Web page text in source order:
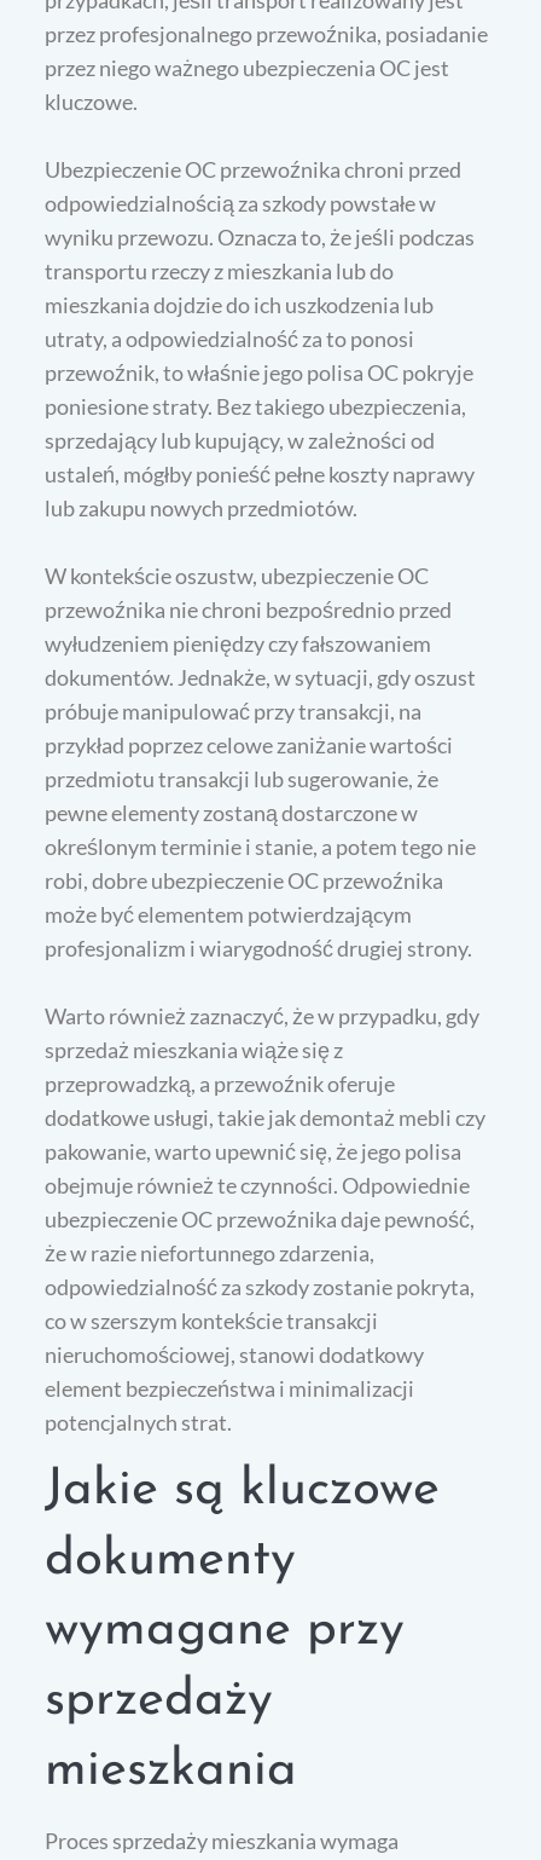
przez profesjonalnego przewoźnika, posiadanie
przez niego ważnego ubezpieczenia OC jest
kluczowe.
Ubezpieczenie OC przewoźnika chroni przed
odpowiedzialnością za szkody powstałe w
wyniku przewozu. Oznacza to, że jeśli podczas
transportu rzeczy z mieszkania lub do
mieszkania dojdzie do ich uszkodzenia lub
utraty, a odpowiedzialność za to ponosi
przewoźnik, to właśnie jego polisa OC pokryje
poniesione straty. Bez takiego ubezpieczenia,
sprzedający lub kupujący, w zależności od
ustaleń, mógłby ponieść pełne koszty naprawy
lub zakupu nowych przedmiotów.
W kontekście oszustw, ubezpieczenie OC
przewoźnika nie chroni bezpośrednio przed
wyłudzeniem pieniędzy czy fałszowaniem
dokumentów. Jednakże, w sytuacji, gdy oszust
próbuje manipulować przy transakcji, na
przykład poprzez celowe zaniżanie wartości
przedmiotu transakcji lub sugerowanie, że
pewne elementy zostaną dostarczone w
określonym terminie i stanie, a potem tego nie
robi, dobre ubezpieczenie OC przewoźnika
może być elementem potwierdzającym
profesjonalizm i wiarygodność drugiej strony.
Warto również zaznaczyć, że w przypadku, gdy
sprzedaż mieszkania wiąże się z
przeprowadzką, a przewoźnik oferuje
dodatkowe usługi, takie jak demontaż mebli czy
pakowanie, warto upewnić się, że jego polisa
obejmuje również te czynności. Odpowiednie
ubezpieczenie OC przewoźnika daje pewność,
że w razie niefortunnego zdarzenia,
odpowiedzialność za szkody zostanie pokryta,
co w szerszym kontekście transakcji
nieruchomościowej, stanowi dodatkowy
element bezpieczeństwa i minimalizacji
potencjalnych strat.
Jakie są kluczowe
dokumenty
wymagane przy
sprzedaży
mieszkania
Proces sprzedaży mieszkania wymaga